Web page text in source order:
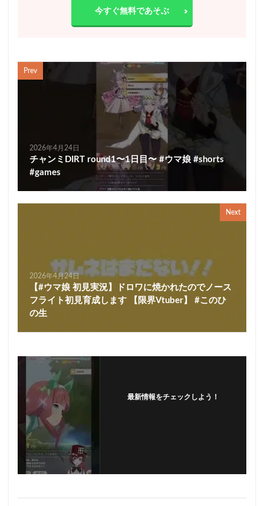
今すぐ無料であそぶ
Prev
2026年4月24日
チャンミDIRT round1〜1日目〜 #ウマ娘 #shorts
#games
Next
2026年4月24日
【#ウマ娘 初見実況】ドロワに焼かれたのでノース
フライト初見育成します 【限界Vtuber】 #このひ
の生
最新情報をチェックしよう！